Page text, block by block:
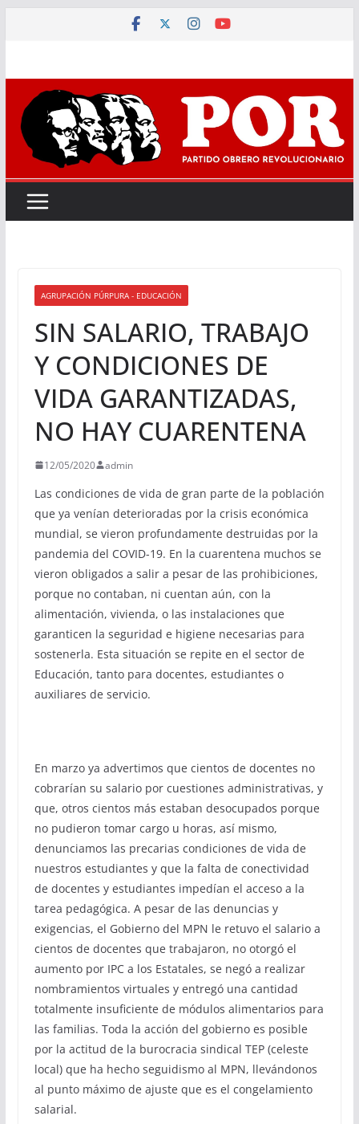
AGRUPACIÓN PÚRPURA - EDUCACIÓN
SIN SALARIO, TRABAJO
Y CONDICIONES DE
VIDA GARANTIZADAS,
NO HAY CUARENTENA
12/05/2020 admin
Las condiciones de vida de gran parte de la población
que ya venían deterioradas por la crisis económica
mundial, se vieron profundamente destruidas por la
pandemia del COVID-19. En la cuarentena muchos se
vieron obligados a salir a pesar de las prohibiciones,
porque no contaban, ni cuentan aún, con la
alimentación, vivienda, o las instalaciones que
garanticen la seguridad e higiene necesarias para
sostenerla. Esta situación se repite en el sector de
Educación, tanto para docentes, estudiantes o
auxiliares de servicio.
En marzo ya advertimos que cientos de docentes no
cobrarían su salario por cuestiones administrativas, y
que, otros cientos más estaban desocupados porque
no pudieron tomar cargo u horas, así mismo,
denunciamos las precarias condiciones de vida de
nuestros estudiantes y que la falta de conectividad
de docentes y estudiantes impedían el acceso a la
tarea pedagógica. A pesar de las denuncias y
exigencias, el Gobierno del MPN le retuvo el salario a
cientos de docentes que trabajaron, no otorgó el
aumento por IPC a los Estatales, se negó a realizar
nombramientos virtuales y entregó una cantidad
totalmente insuficiente de módulos alimentarios para
las familias. Toda la acción del gobierno es posible
por la actitud de la burocracia sindical TEP (celeste
local) que ha hecho seguidismo al MPN, llevándonos
al punto máximo de ajuste que es el congelamiento
salarial.